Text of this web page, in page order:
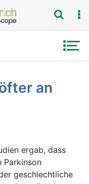
an
ergab, dass
Parkinson
geschlechtliche